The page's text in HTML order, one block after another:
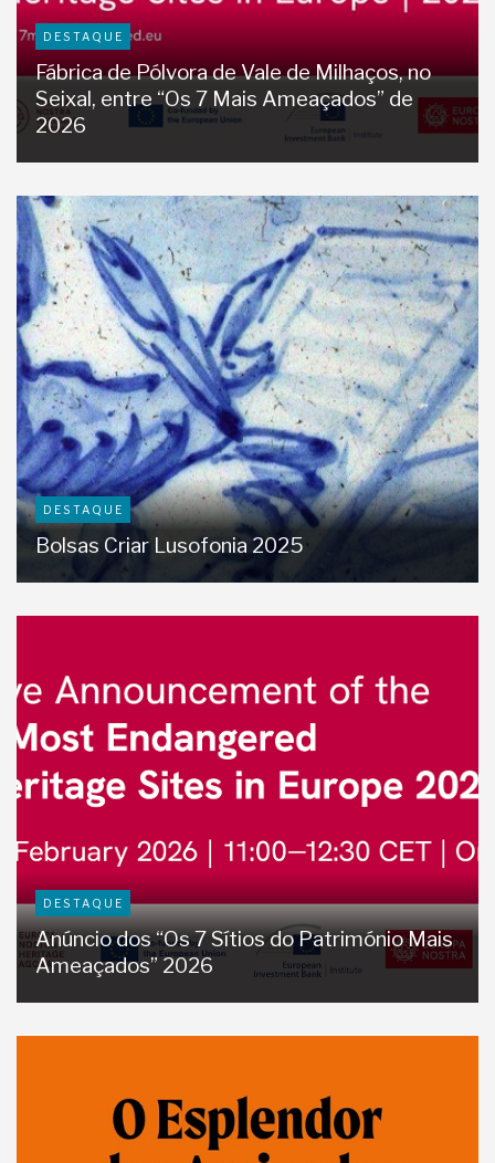
DESTAQUE
Fábrica de Pólvora de Vale de Milhaços, no
Seixal, entre “Os 7 Mais Ameaçados” de
2026
DESTAQUE
Bolsas Criar Lusofonia 2025
DESTAQUE
Anúncio dos “Os 7 Sítios do Património Mais
Ameaçados” 2026